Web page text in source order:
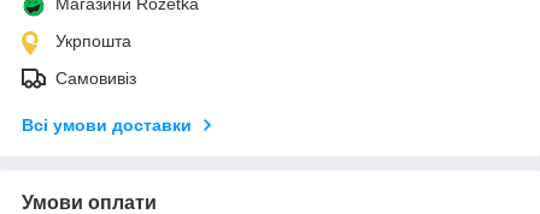
Укрпошта
Самовивіз
Всі умови доставки
Умови оплати